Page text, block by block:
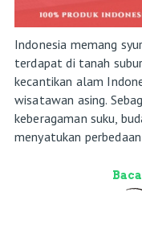
Indonesia memang
terdapat di tanah
kecantikan alam
wisatawan asing.
keberagaman suku,
menyatukan